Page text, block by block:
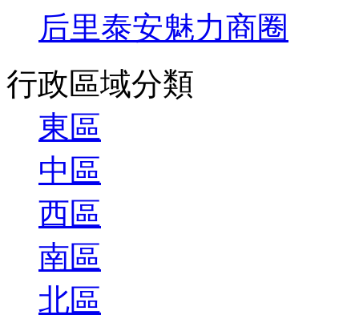
后里泰安魅力商圈
行政區域分類
東區
中區
西區
南區
北區